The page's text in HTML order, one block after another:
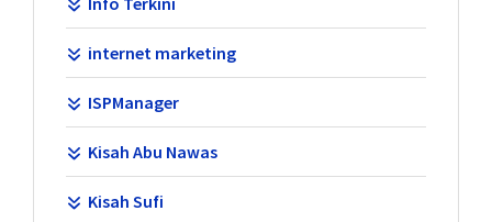
internet marketing
ISPManager
Kisah Abu Nawas
Kisah Sufi